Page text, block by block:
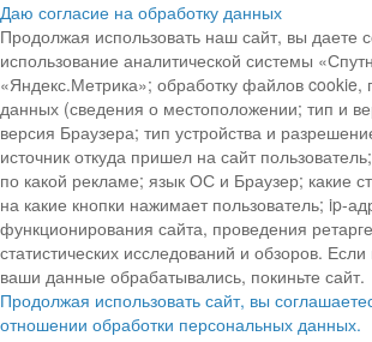
Даю согласие на обработку данных
Продолжая использовать наш сайт, вы даете
использование аналитической системы
«Яндекс.Метрика»; обработку файлов cookie,
данных (сведения о местоположении; тип и
версия Браузера; тип устройства и
источник откуда пришел на сайт
по какой рекламе; язык ОС и Браузер; какие
на какие кнопки нажимает пользователь; ip-
функционирования сайта, проведения
статистических исследований и обзоров.
ваши данные обрабатывались, покиньте сайт.
Продолжая использовать сайт, вы
отношении обработки персональных данных.